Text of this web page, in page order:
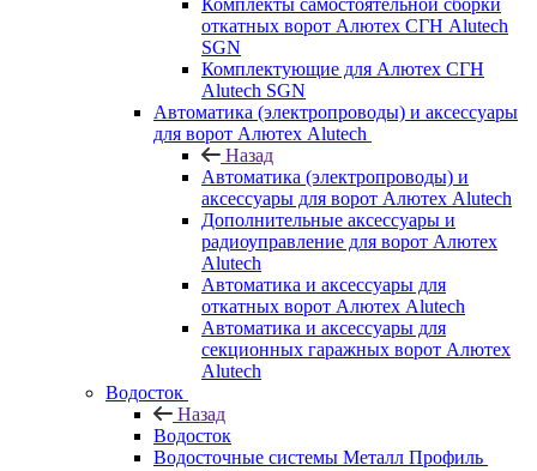
Комплекты самостоятельной сборки
откатных ворот Алютех СГН Alutech
SGN
Комплектующие для Алютех СГН
Alutech SGN
Автоматика (электропроводы) и аксессуары
для ворот Алютех Alutech
Назад
Автоматика (электропроводы) и
аксессуары для ворот Алютех Alutech
Дополнительные аксессуары и
радиоуправление для ворот Алютех
Alutech
Автоматика и аксессуары для
откатных ворот Алютех Alutech
Автоматика и аксессуары для
секционных гаражных ворот Алютех
Alutech
Водосток
Назад
Водосток
Водосточные системы Металл Профиль